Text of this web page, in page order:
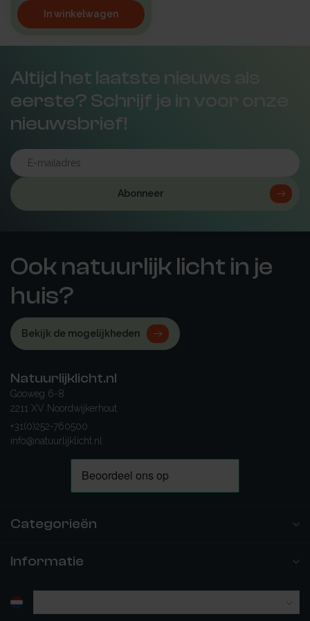
In winkelwagen
Altijd het laatste nieuws als
eerste? Schrijf je in voor onze
nieuwsbrief!
Abonneer
Ook natuurlijk licht in je
huis?
Bekijk de mogelijkheden
Natuurlijklicht.nl
Gooweg 6-8
2211 XV Noordwijkerhout
+31(0)252-760500
info@natuurlijklicht.nl
Categorieën
Informatie